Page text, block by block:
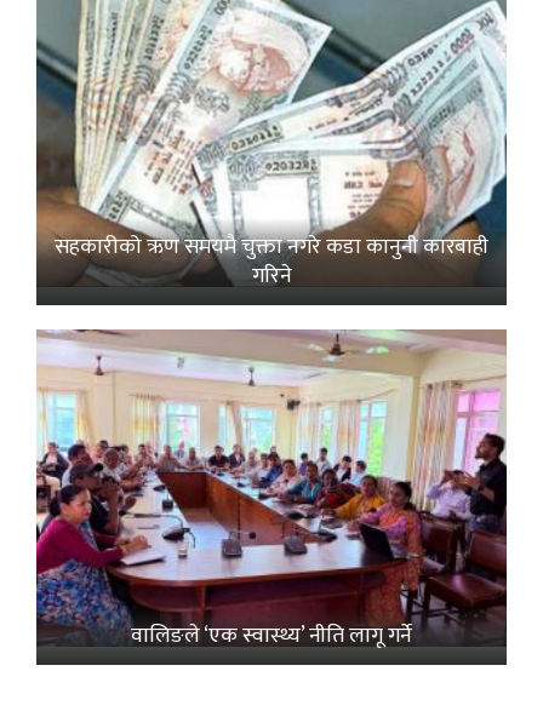
सहकारीको ऋण समयमै चुक्ता नगरे कडा कानुनी कारबाही
गरिने
वालिङले ‘एक स्वास्थ्य’ नीति लागू गर्ने